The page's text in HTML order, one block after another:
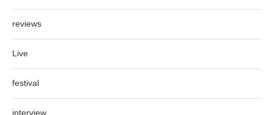
reviews
Live
festival
interview